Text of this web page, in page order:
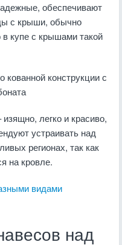
обеспечивают
с крыши, обычно
купе с крышами такой
конструкции с
легко и красиво,
устраивать над
регионах, так как
на кровле.
видами
над